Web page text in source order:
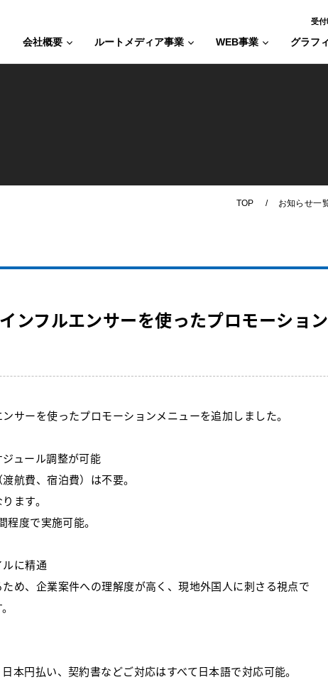
受
会社概要 ルートメディア事業 WEB事業 グラフ
TOP / お知らせ一
ンフルエンサーを使ったプロモーショ
サーを使ったプロモーションメニューを追加しました。
ュール調整が可能
航費、宿泊費）は不要。
ます。
度で実施可能。
に精通
め、企業案件への理解度が高く、現地外国人に刺さる視点で
本円払い、契約書などご対応はすべて日本語で対応可能。